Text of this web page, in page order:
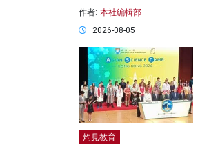
作者: 本社編輯部
2026-08-05
灼見教育